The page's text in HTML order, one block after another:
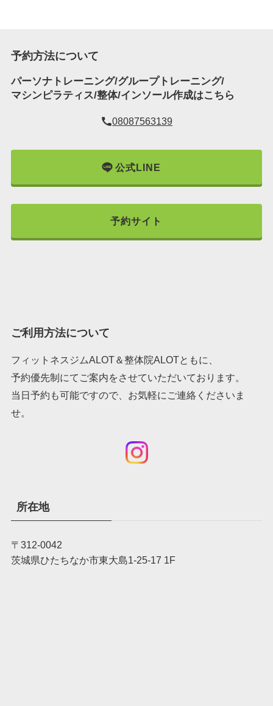
予約方法について
パーソナトレーニング/グループトレーニング/
マシンピラティス/整体/インソール作成はこちら
08087563139
公式LINE
予約サイト
ご利用方法について
フィットネスジムALOT＆整体院ALOTともに、
予約優先制にてご案内をさせていただいております。
当日予約も可能ですので、お気軽にご連絡くださいま
せ。
所在地
〒312-0042
茨城県ひたちなか市東大島1-25-17 1F